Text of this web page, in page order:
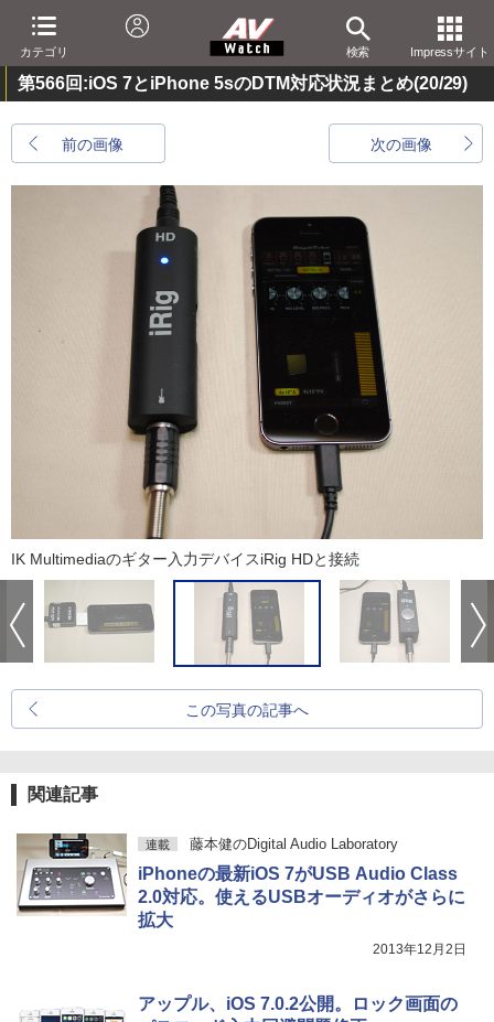
カテゴリ 検索 Impressサイト
第566回:iOS 7とiPhone 5sのDTM対応状況まとめ(20/29)
前の画像 次の画像
IK Multimediaのギター入力デバイスiRig HDと接続
この写真の記事へ
関連記事
連載 藤本健のDigital Audio Laboratory
iPhoneの最新iOS 7がUSB Audio Class
2.0対応。使えるUSBオーディオがさらに
拡大
2013年12月2日
アップル、iOS 7.0.2公開。ロック画面の